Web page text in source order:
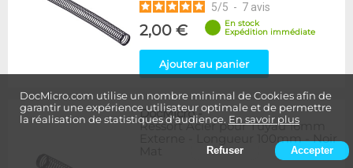
DocMicro.com utilise un nombre minimal de Cookies afin de
garantir une expérience utilisateur optimale et de permettre
la réalisation de statistiques d'audience. En savoir plus
Refuser Accepter
5/5 - 7 avis
2,00 €
En stock
Expédition immédiate
Ajouter au panier
DocMicro-
Ressort Acier pour Tuyau 16mm
Externe - Longueur 100mm - Noir